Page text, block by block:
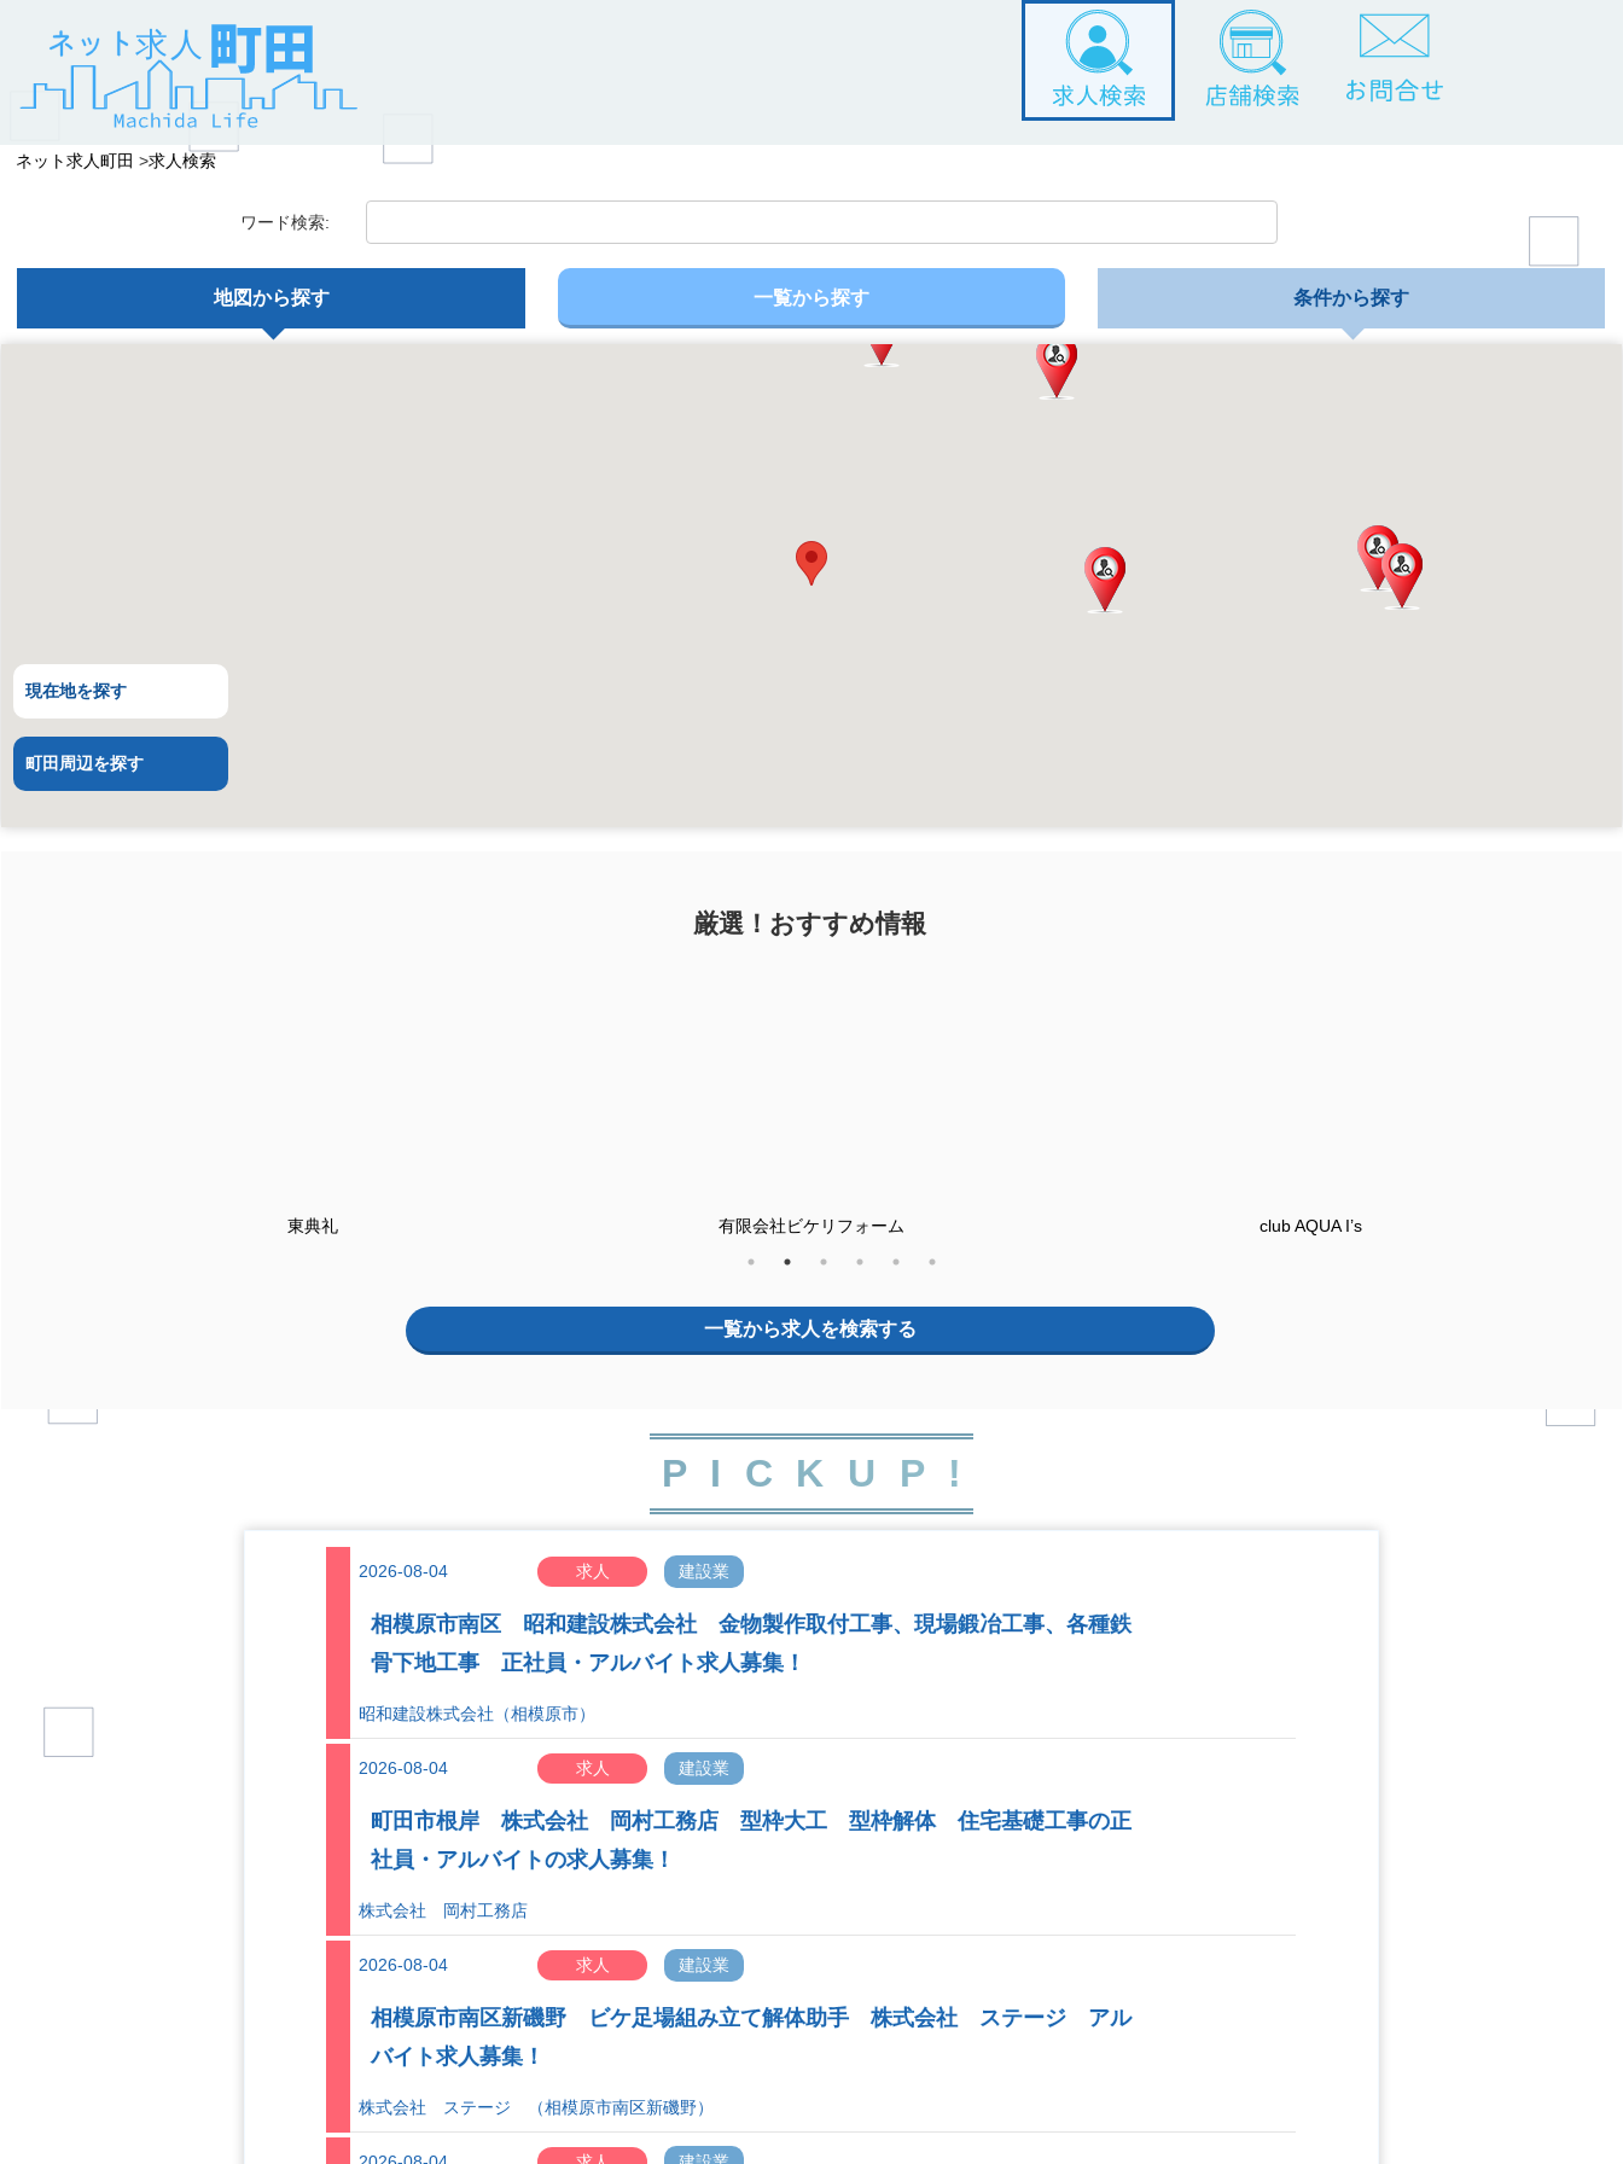
ネット求人町田 求人検索
ワード検索:
地図から探す 一覧から探す 条件から探す
町田周辺を探す
現在地を探す
厳選！おすすめ情報
有限会社ビケリフォーム club AQUA I’s 株式会社岡村工務店
一覧から求人を検索する
P I C K U P !
2026-08-04 求人 建設業
相模原市南区 昭和建設株式会社 金物製作取付工事、現場鍛冶工事、各種鉄
骨下地工事 正社員・アルバイト求人募集！
昭和建設株式会社（相模原市）
2026-08-04 求人 建設業
町田市根岸 株式会社 岡村工務店 型枠大工 型枠解体 住宅基礎工事の正
社員・アルバイトの求人募集！
株式会社 岡村工務店
2026-08-04 求人 建設業
相模原市南区新磯野 ビケ足場組み立て解体助手 株式会社 ステージ アル
バイト求人募集！
株式会社 ステージ （相模原市南区新磯野）